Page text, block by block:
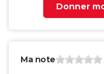
Donner
Ma note